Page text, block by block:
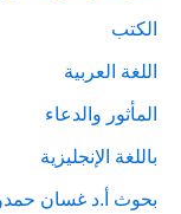
الكتب
اللغة العربية
المأثور والدعاء
باللغة الإنجليزية
بحوث أ.د غسان